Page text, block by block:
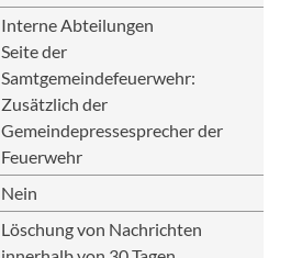
Interne Abteilungen
Seite der
Samtgemeindefeuerwehr:
Zusätzlich der
Gemeindepressesprecher der
Feuerwehr
Nein
Löschung von Nachrichten